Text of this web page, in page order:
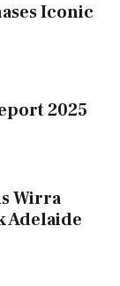
Iconic
2025
Wirra
Adelaide